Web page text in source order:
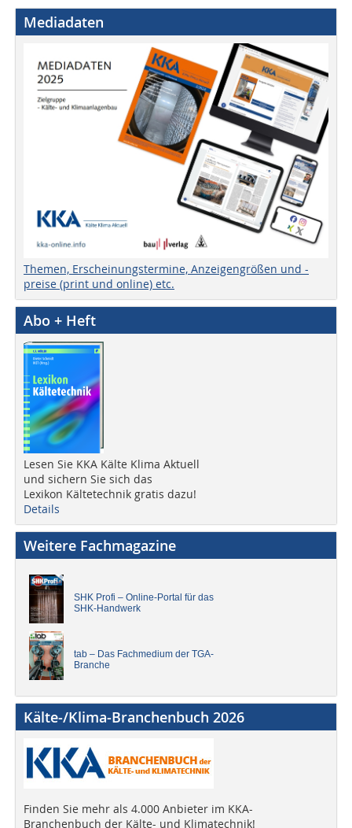
Mediadaten
Themen, Erscheinungstermine, Anzeigengrößen und -
preise (print und online) etc.
Abo + Heft
Lesen Sie KKA Kälte Klima Aktuell
und sichern Sie sich das
Lexikon Kältetechnik gratis dazu!
Details
Weitere Fachmagazine
SHK Profi – Online-Portal für das
SHK-Handwerk
tab – Das Fachmedium der TGA-
Branche
Kälte-/Klima-Branchenbuch 2026
Finden Sie mehr als 4.000 Anbieter im KKA-
Branchenbuch der Kälte- und Klimatechnik!